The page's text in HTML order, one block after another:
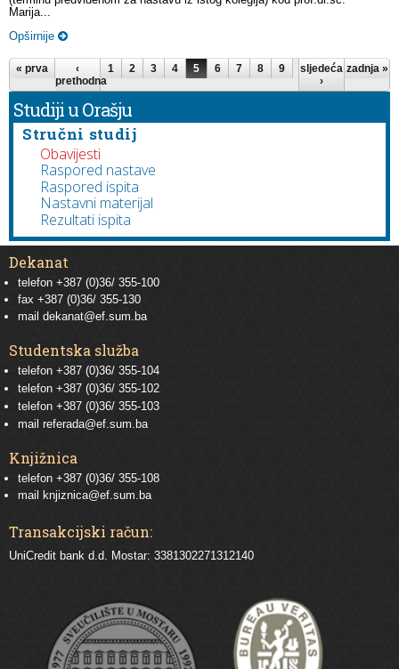
Marija...
Opširnije
Stranice
« prva
‹
prethodna
1 2 3 4 5 6 7 8 9 …
sljedeća
›
zadnja »
Studiji u Orašju
Stručni studij
Obavijesti
Raspored nastave
Raspored ispita
Nastavni materijal
Rezultati ispita
Dekanat
telefon +387 (0)36/ 355-100
fax +387 (0)36/ 355-130
mail dekanat@ef.sum.ba
Studentska služba
telefon +387 (0)36/ 355-104
telefon +387 (0)36/ 355-102
telefon +387 (0)36/ 355-103
mail referada@ef.sum.ba
Knjižnica
telefon +387 (0)36/ 355-108
mail
knjiznica@ef.sum.ba
Transakcijski račun:
UniCredit bank d.d. Mostar: 3381302271312140